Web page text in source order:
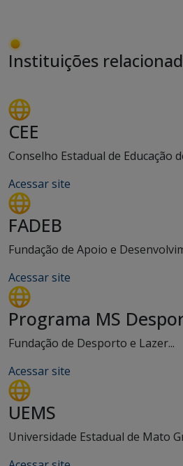
Instituições
CEE
Conselho Estadual de Educação
Acessar site
FADEB
Fundação de Apoio e
Acessar site
Programa MS
Fundação de Desporto e Lazer...
Acessar site
UEMS
Universidade Estadual de Mato